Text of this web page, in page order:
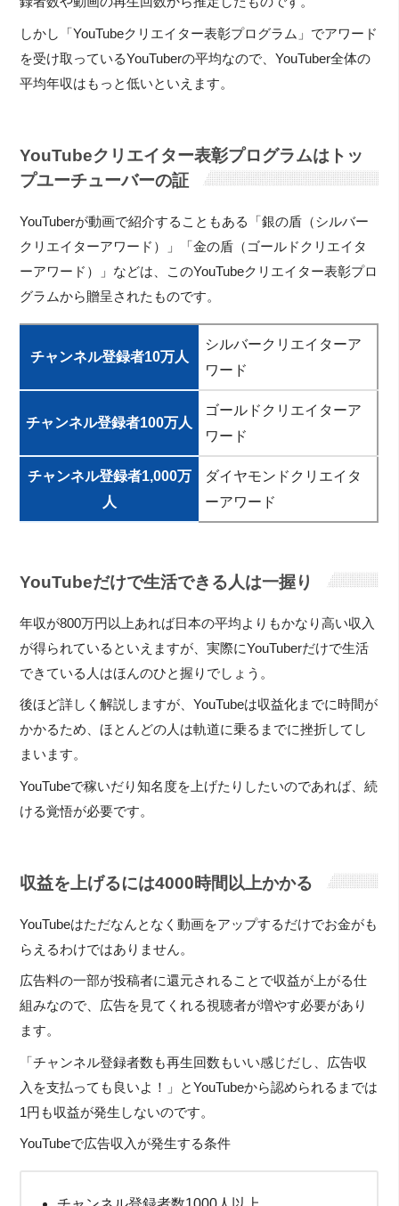
しかし「YouTubeクリエイター表彰プログラム」でアワード
を受け取っているYouTuberの平均なので、YouTuber全体の
平均年収はもっと低いといえます。
YouTubeクリエイター表彰プログラムはトッ
プユーチューバーの証
YouTuberが動画で紹介することもある「銀の盾（シルバー
クリエイターアワード）」「金の盾（ゴールドクリエイタ
ーアワード）」などは、このYouTubeクリエイター表彰プロ
グラムから贈呈されたものです。
チャンネル登録者10万人
シルバークリエイターア
ワード
チャンネル登録者100万人
ゴールドクリエイターア
ワード
チャンネル登録者1,000万
人
ダイヤモンドクリエイタ
ーアワード
YouTubeだけで生活できる人は一握り
年収が800万円以上あれば日本の平均よりもかなり高い収入
が得られているといえますが、実際にYouTuberだけで生活
できている人はほんのひと握りでしょう。
後ほど詳しく解説しますが、YouTubeは収益化までに時間が
かかるため、ほとんどの人は軌道に乗るまでに挫折してし
まいます。
YouTubeで稼いだり知名度を上げたりしたいのであれば、続
ける覚悟が必要です。
収益を上げるには4000時間以上かかる
YouTubeはただなんとなく動画をアップするだけでお金がも
らえるわけではありません。
広告料の一部が投稿者に還元されることで収益が上がる仕
組みなので、広告を見てくれる視聴者が増やす必要があり
ます。
「チャンネル登録者数も再生回数もいい感じだし、広告収
入を支払っても良いよ！」とYouTubeから認められるまでは
1円も収益が発生しないのです。
YouTubeで広告収入が発生する条件